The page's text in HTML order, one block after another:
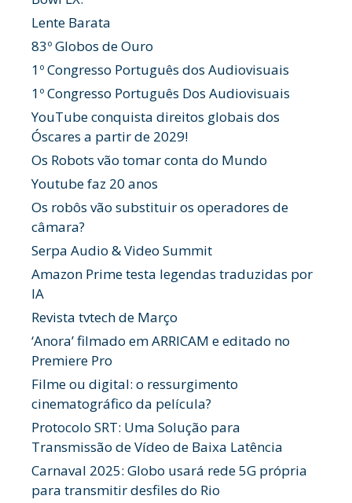
Lente Barata
83º Globos de Ouro
1º Congresso Português dos Audiovisuais
1º Congresso Português Dos Audiovisuais
YouTube conquista direitos globais dos
Óscares a partir de 2029!
Os Robots vão tomar conta do Mundo
Youtube faz 20 anos
Os robôs vão substituir os operadores de
câmara?
Serpa Audio & Video Summit
Amazon Prime testa legendas traduzidas por
IA
Revista tvtech de Março
‘Anora’ filmado em ARRICAM e editado no
Premiere Pro
Filme ou digital: o ressurgimento
cinematográfico da película?
Protocolo SRT: Uma Solução para
Transmissão de Vídeo de Baixa Latência
Carnaval 2025: Globo usará rede 5G própria
para transmitir desfiles do Rio